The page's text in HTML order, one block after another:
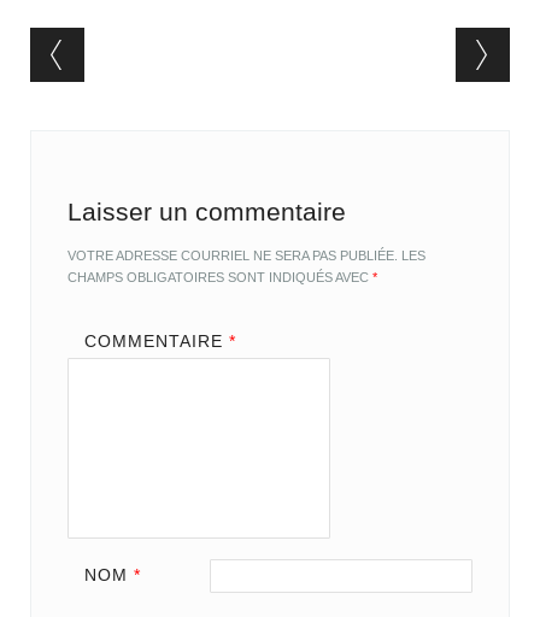
Post navigation
Laisser un commentaire
VOTRE ADRESSE COURRIEL NE SERA PAS PUBLIÉE. LES
CHAMPS OBLIGATOIRES SONT INDIQUÉS AVEC*
COMMENTAIRE *
NOM *